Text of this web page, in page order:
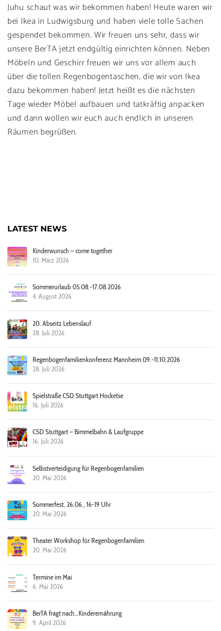
Juhu schaut was wir bekommen haben! Heute waren wir
bei Ikea in Ludwigsburg und haben viele tolle Sachen
gespendet bekommen. Wir freuen uns sehr, dass wir
unsere BerTA jetzt endgültig einrichten können. Neben
Möbeln und Geschirr freuen wir uns vor allem auch
über die tollen Regenbogentaschen, die wir von Ikea
dazu bekommen haben! Jetzt heißt es die nächsten
Tage wieder Möbel aufbauen und tatkräftig anpacken
und dann wollen wir euch auch endlich in unseren
Räumen begrüßen.
LATEST NEWS
Kinderwunsch – come together
10. März 2026
Sommerurlaub 05.08.-17.08.2026
4. August 2026
20. Abseitz Lebenslauf
28. Juli 2026
Regenbogenfamilienkonferenz Mannheim 09.-11.10.2026
28. Juli 2026
Spielstraße CSD Stuttgart Hocketse
16. Juli 2026
CSD Stuttgart – Bimmelbahn & Laufgruppe
16. Juli 2026
Selbstverteidigung für Regenbogenfamilien
20. Mai 2026
Sommerfest, 26.06., 16-19 Uhr
20. Mai 2026
Theater Workshop für Regenbogenfamilien
20. Mai 2026
Termine im Mai
6. Mai 2026
BerTA fragt nach…Kinderernährung
9. April 2026